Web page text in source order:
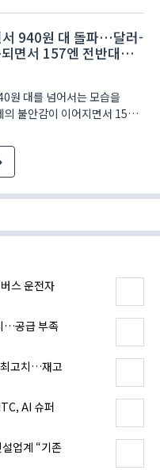
스템즈코리아는 5월 12일
서울 풀만 호텔에서 ‘Bentley
서 940원 대 돌파…달러-
면서 157엔 전반대로
원 대를 넘어서는 모습을
불안감이 이어지면서 157엔
스 운전자
…공급 부족
고치…재고
AI 슈퍼
업계 “기존